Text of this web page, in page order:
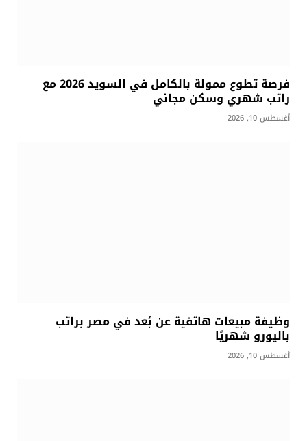
فرصة تطوع ممولة بالكامل في السويد 2026 مع
راتب شهري وسكن مجاني
أغسطس 10, 2026
وظيفة مبيعات هاتفية عن بُعد في مصر براتب
باليورو شهريًا
أغسطس 10, 2026